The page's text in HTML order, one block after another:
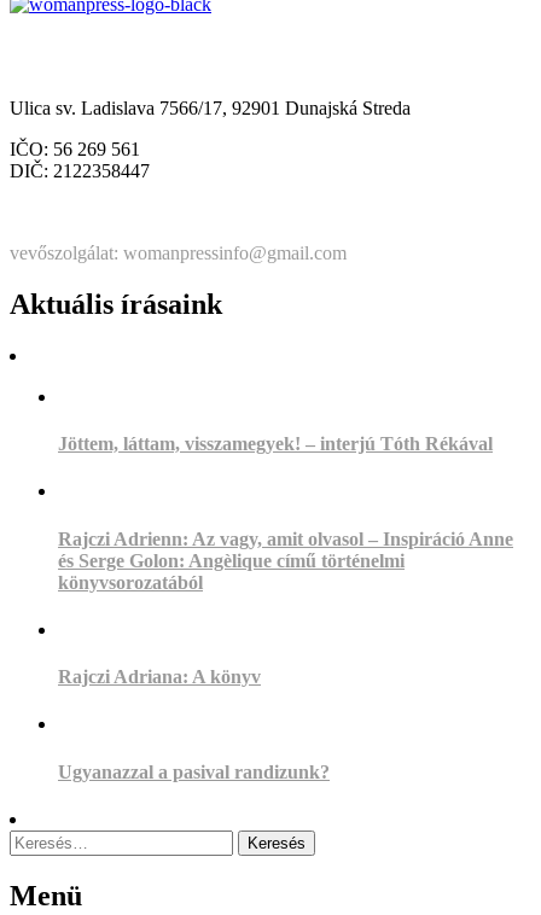
Ulica sv. Ladislava 7566/17, 92901 Dunajská Streda
IČO: 56 269 561
DIČ: 2122358447
vevőszolgálat: womanpressinfo@gmail.com
Aktuális írásaink
Jöttem, láttam, visszamegyek! – interjú Tóth Rékával
Rajczi Adrienn: Az vagy, amit olvasol – Inspiráció Anne
és Serge Golon: Angèlique című történelmi
könyvsorozatából
Rajczi Adriana: A könyv
Ugyanazzal a pasival randizunk?
Keresés:
Menü